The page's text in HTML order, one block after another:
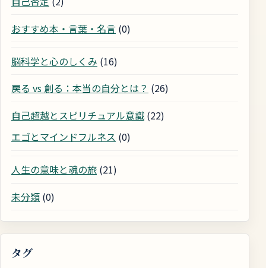
おすすめ本・言葉・名言 (0)
脳科学と心のしくみ (16)
戻る vs 創る：本当の自分とは？ (26)
自己超越とスピリチュアル意識 (22)
エゴとマインドフルネス (0)
人生の意味と魂の旅 (21)
未分類 (0)
タグ